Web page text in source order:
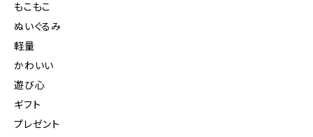
もこもこ
ぬいぐるみ
軽量
かわいい
遊び心
ギフト
プレゼント